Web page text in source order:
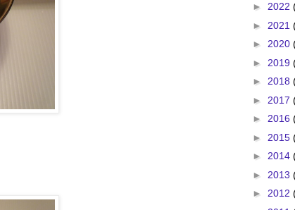
► 2022
► 2021
► 2020
► 2019
► 2018
► 2017
► 2016
► 2015
► 2014
► 2013
► 2012